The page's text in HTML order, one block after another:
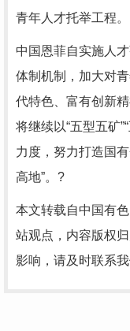
青年人才托举工程。
中国恩菲自实施人
体制机制，加大对
代特色、富有创新
将继续以“五型五矿
力度，努力打造国
高地”。?
本文转载自中国有
站观点，内容版权
影响，请及时联系我